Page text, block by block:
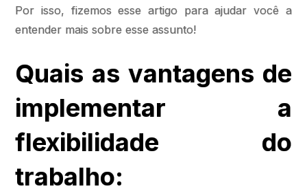
Por isso, fizemos esse artigo para ajudar você a
entender mais sobre esse assunto!
Quais as vantagens de
implementar a
flexibilidade do
trabalho: